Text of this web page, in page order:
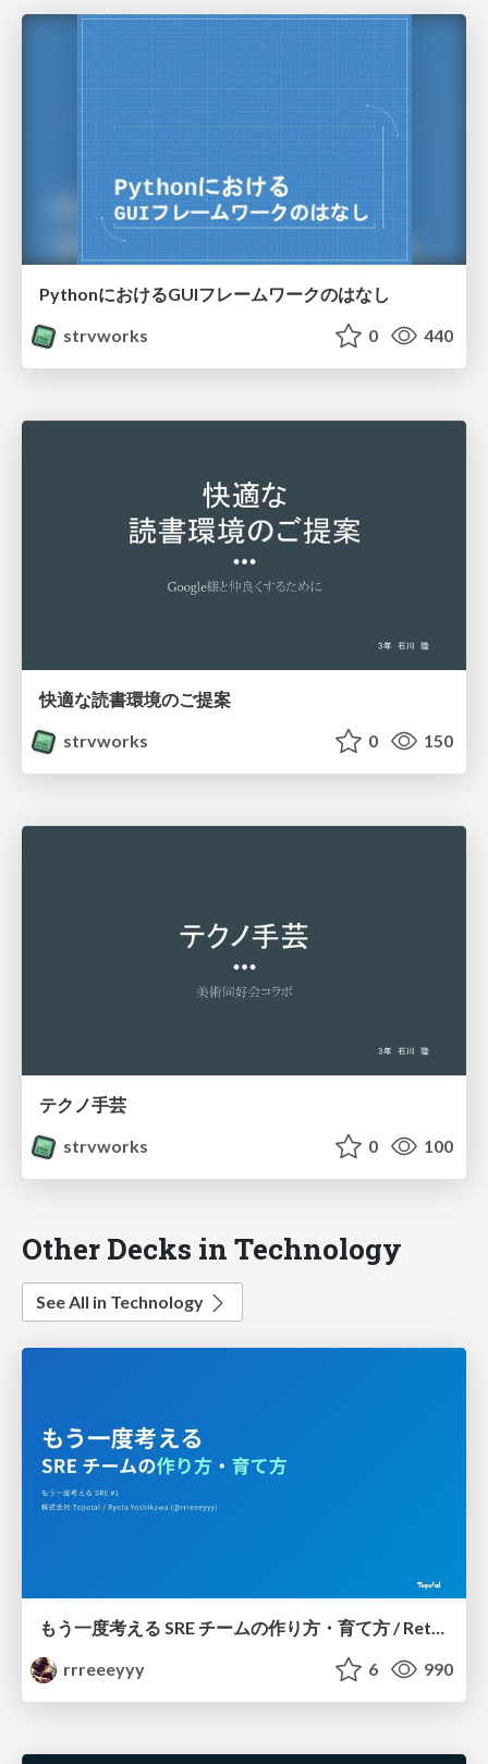
PythonにおけるGUIフレームワークのはなし
strvworks
0 440
快適な読書環境のご提案
strvworks
0 150
テクノ手芸
strvworks
0 100
Other Decks in Technology
See All in Technology
rrreeeyyy
6 990